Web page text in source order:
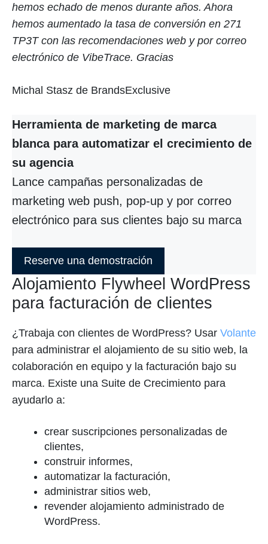
hemos echado de menos durante años. Ahora
hemos aumentado la tasa de conversión en 271
TP3T con las recomendaciones web y por correo
electrónico de VibeTrace. Gracias
Michal Stasz de BrandsExclusive
Herramienta de marketing de marca
blanca para automatizar el crecimiento de
su agencia
Lance campañas personalizadas de
marketing web push, pop-up y por correo
electrónico para sus clientes bajo su marca
Reserve una demostración
Alojamiento Flywheel WordPress
para facturación de clientes
¿Trabaja con clientes de WordPress? Usar Volante
para administrar el alojamiento de su sitio web, la
colaboración en equipo y la facturación bajo su
marca. Existe una Suite de Crecimiento para
ayudarlo a:
crear suscripciones personalizadas de
clientes,
construir informes,
automatizar la facturación,
administrar sitios web,
revender alojamiento administrado de
WordPress.